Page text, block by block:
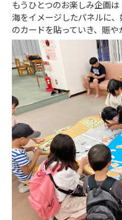
もうひとつのお楽しみ企画は
海をイメージしたパネルに
のカードを貼っていき、賑や